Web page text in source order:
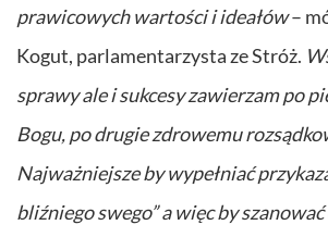
prawicowych wartości i ideałów–
Kogut, parlamentarzysta ze Stróż.
sprawy ale i sukcesy zawierzam po
Bogu, po drugie zdrowemu
Najważniejsze by wypełniać
bliźniego swego” a więc by